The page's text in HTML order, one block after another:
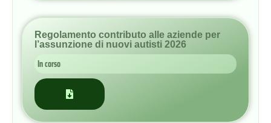
Regolamento contributo alle aziende per
l’attivazione di tirocini 2025
In corso